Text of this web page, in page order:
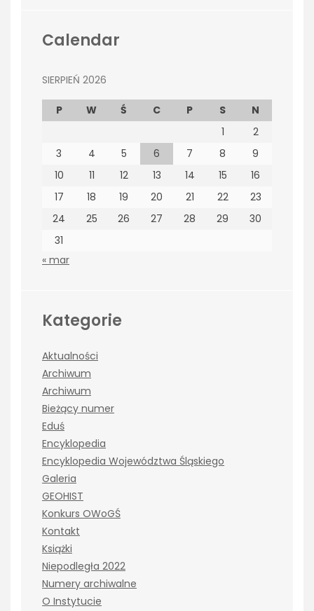
Calendar
SIERPIEŃ 2026
P W Ś C P S
N
1
2
3
4 5 6 7 8
9
10
11 12 13 14 15
16
17
18 19 20 21 22
23
24
25 26 27 28 29
30
31
« mar
Kategorie
Aktualności
Archiwum
Archiwum
Bieżący numer
Eduś
Encyklopedia
Encyklopedia Województwa Śląskiego
Galeria
GEOHIST
Konkurs OWoGŚ
Kontakt
Książki
Niepodległa 2022
Numery archiwalne
O Instytucie